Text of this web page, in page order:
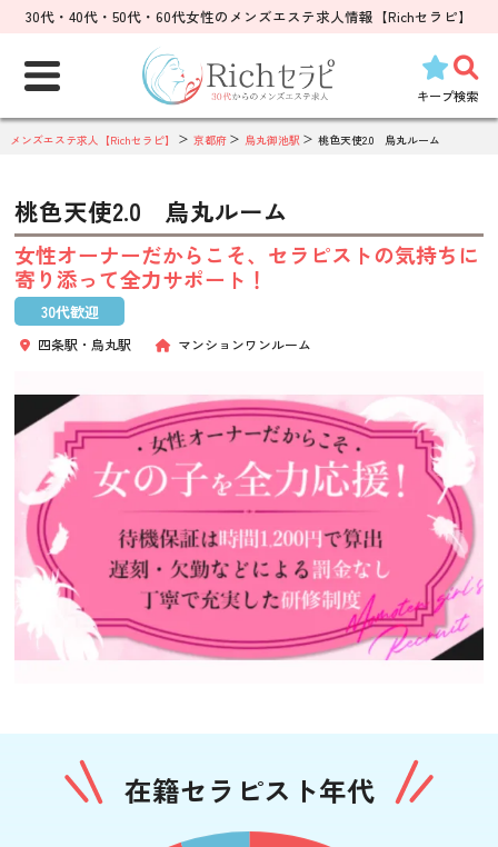
30代・40代・50代・60代女性のメンズエステ求人情報【Richセラピ】
キープ検索
索:
メンズエステ求人【Richセラピ】 京都府 烏丸御池駅 桃色天使2.0 烏丸ルーム
桃色天使2.0 烏丸ルーム
女性オーナーだからこそ、セラピストの気持ちに
寄り添って全力サポート！
30代歓迎
四条駅・烏丸駅 マンションワンルーム
在籍セラピスト年代